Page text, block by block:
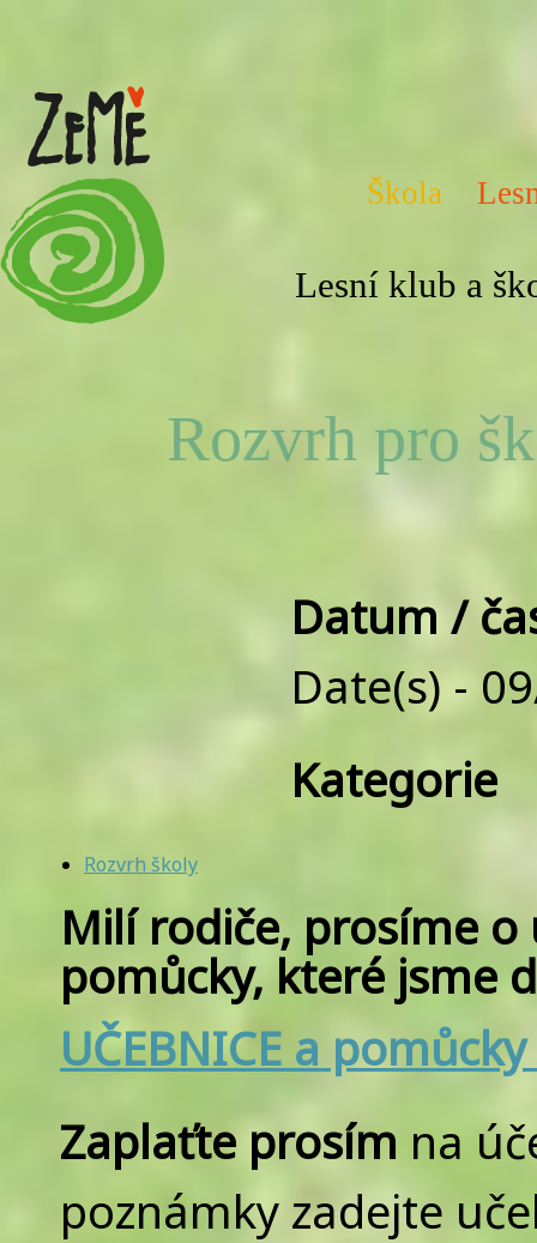
Škola
Lesní klub a
Rozvrh pro
Datum /
Date(s) -
Kategorie
Rozvrh školy
Milí rodiče, prosíme
pomůcky, které jsme
UČEBNICE a pomůcky
Zaplaťte prosím na
poznámky zadejte